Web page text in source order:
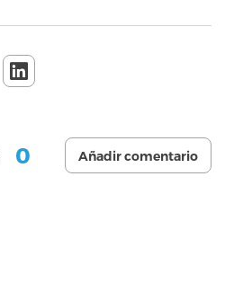
0 Añadir comentario